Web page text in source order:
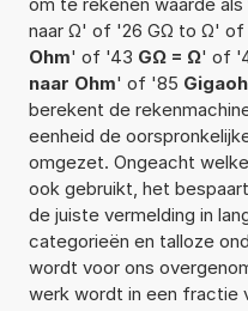
naar Ω' of '26 GΩ to Ω'
Ohm' of '43 GΩ = Ω' of
naar Ohm' of '85
berekent de
eenheid de
omgezet. Ongeacht
ook gebruikt, het
de juiste vermelding in
categorieën en talloze
wordt voor ons
werk wordt in een fractie